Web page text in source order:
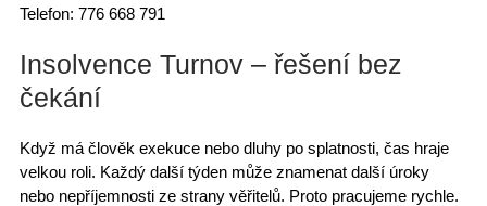
Telefon: 776 668 791
Insolvence Turnov – řešení bez
čekání
Když má člověk exekuce nebo dluhy po splatnosti, čas hraje
velkou roli. Každý další týden může znamenat další úroky
nebo nepříjemnosti ze strany věřitelů. Proto pracujeme rychle.